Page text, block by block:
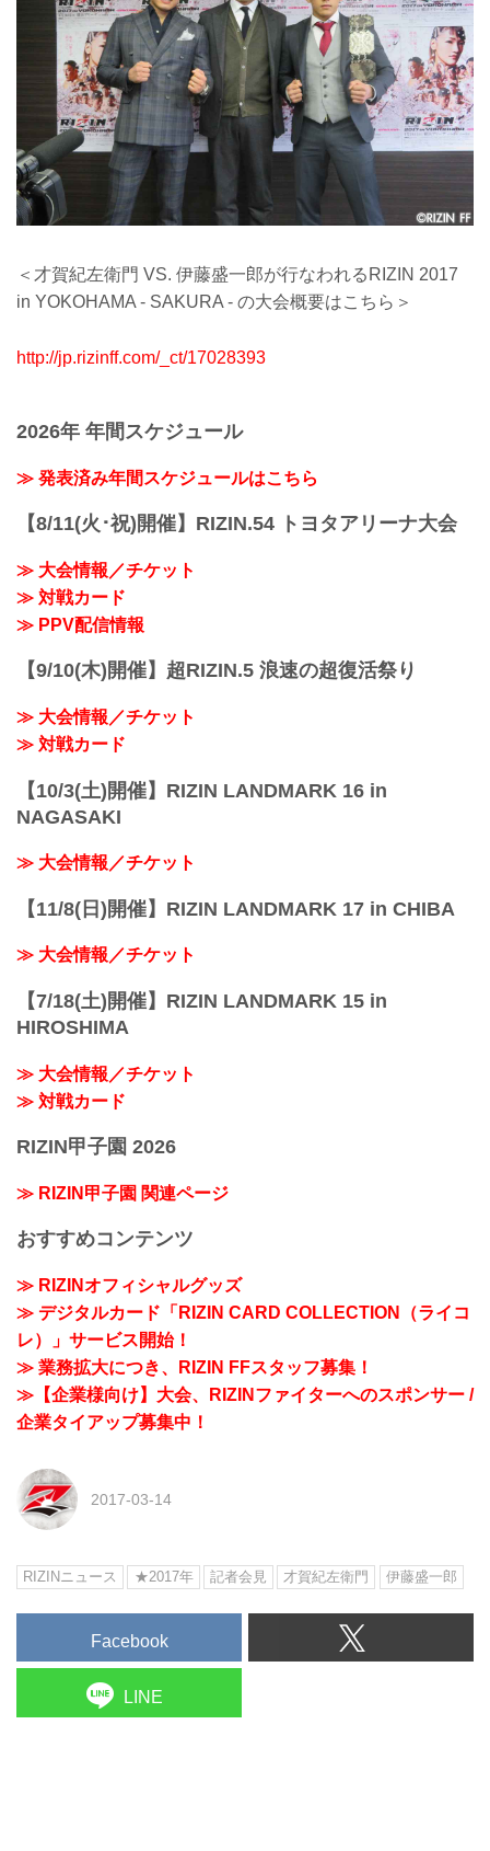
＜才賀紀左衛門 VS. 伊藤盛一郎が行なわれるRIZIN 2017
in YOKOHAMA - SAKURA - の大会概要はこちら＞
http://jp.rizinff.com/_ct/17028393
2026年 年間スケジュール
≫ 発表済み年間スケジュールはこちら
【8/11(火･祝)開催】RIZIN.54 トヨタアリーナ大会
≫ 大会情報／チケット
≫ 対戦カード
≫ PPV配信情報
【9/10(木)開催】超RIZIN.5 浪速の超復活祭り
≫ 大会情報／チケット
≫ 対戦カード
【10/3(土)開催】RIZIN LANDMARK 16 in
NAGASAKI
≫ 大会情報／チケット
【11/8(日)開催】RIZIN LANDMARK 17 in CHIBA
≫ 大会情報／チケット
【7/18(土)開催】RIZIN LANDMARK 15 in
HIROSHIMA
≫ 大会情報／チケット
≫ 対戦カード
RIZIN甲子園 2026
≫ RIZIN甲子園 関連ページ
おすすめコンテンツ
≫ RIZINオフィシャルグッズ
≫ デジタルカード「RIZIN CARD COLLECTION（ライコ
レ）」サービス開始！
≫ 業務拡大につき、RIZIN FFスタッフ募集！
≫【企業様向け】大会、RIZINファイターへのスポンサー /
企業タイアップ募集中！
2017-03-14
RIZINニュース ★2017年 記者会見 才賀紀左衛門 伊藤盛一郎
Facebook
LINE